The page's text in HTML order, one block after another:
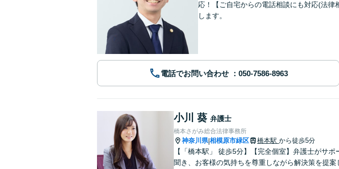
応！【ご自宅からの電話相談にも対応(法
します。
電話でお問い合わせ
小川 葵 弁護士
橋本さがみ総合法律事務所
神奈川県|相模原市緑区 橋本駅 から徒歩5分
【「橋本駅」 徒歩5分】【完全個室】弁護士がサ
聞き、お客様の気持ちを尊重しながら解決策を提